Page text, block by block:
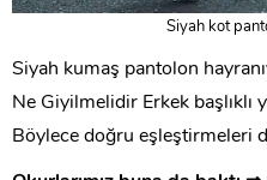
Siyah kot
Siyah kumaş pantolon
Ne Giyilmelidir Erkek başlıklı
Böylece doğru eşleştirmeleri